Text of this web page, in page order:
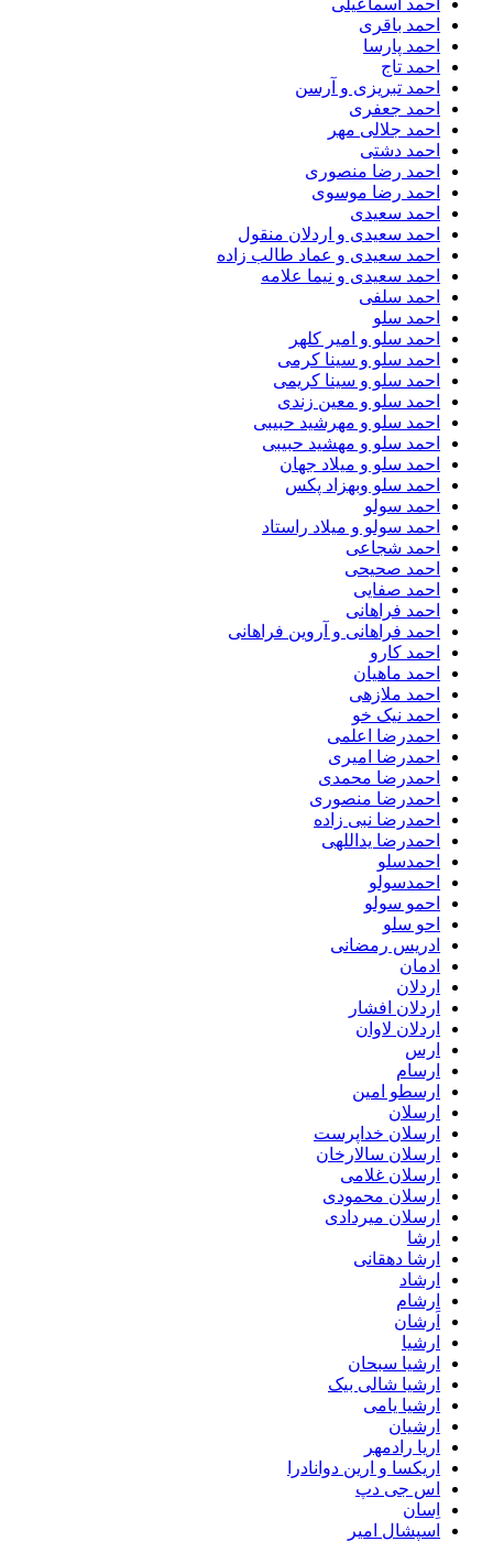
احمد اسماعیلی
احمد باقری
احمد پارسا
احمد تاج
احمد تبریزی و آرسن
احمد جعفری
احمد جلالی مهر
احمد دشتی
احمد رضا منصوری
احمد رضا موسوی
احمد سعیدی
احمد سعیدی و اردلان منقول
احمد سعیدی و عماد طالب زاده
احمد سعیدی و نیما علامه
احمد سلفی
احمد سلو
احمد سلو و امیر کلهر
احمد سلو و سینا کرمی
احمد سلو و سینا کریمی
احمد سلو و معین زندی
احمد سلو و مهرشید حبیبی
احمد سلو و مهشید حبیبی
احمد سلو و میلاد جهان
احمد سلو وبهزاد پکس
احمد سولو
احمد سولو و میلاد راستاد
احمد شجاعی
احمد صحیحی
احمد صفایی
احمد فراهانی
احمد فراهانی و آروین فراهانی
احمد کارو
احمد ماهیان
احمد ملازهی
احمد نیک خو
احمدرضا اعلمی
احمدرضا امیری
احمدرضا محمدی
احمدرضا منصوری
احمدرضا نبی زاده
احمدرضا یداللهی
احمدسلو
احمدسولو
احمو سولو
احو سلو
ادریس رمضانی
ادمان
اردلان
اردلان افشار
اردلان لاوان
ارس
ارسام
ارسطو امین
ارسلان
ارسلان خداپرست
ارسلان سالارخان
ارسلان غلامی
ارسلان محمودی
ارسلان میردادی
ارشا
ارشا دهقانی
ارشاد
ارشام
اَرشان
ارشیا
ارشیا سبحان
ارشیا شالی بیک
ارشیا یامی
ارشیان
اریا رادمهر
اریکسا و ارین دوانادرا
اس جی دپ
اِسان
اسپشال امیر